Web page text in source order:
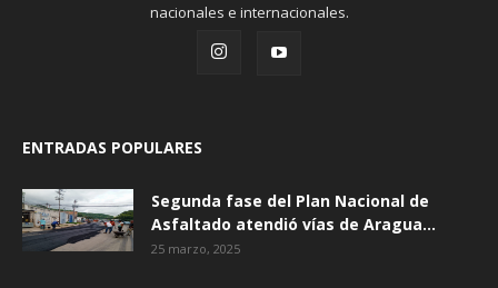
nacionales e internacionales.
ENTRADAS POPULARES
Segunda fase del Plan Nacional de
Asfaltado atendió vías de Aragua...
25 marzo, 2025